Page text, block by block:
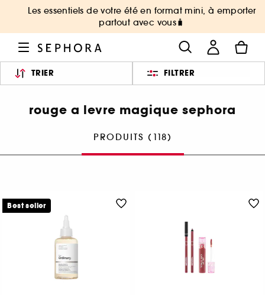
Les essentiels de votre été en format mini, à emporter
partout avec vous🧳
TRIER FILTRER
rouge a levre magique sephora
PRODUITS (118)
Best seller